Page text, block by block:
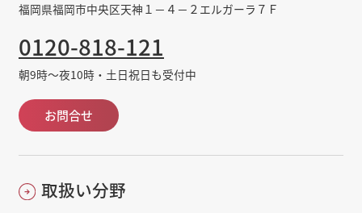
福岡県福岡市中央区天神１－４－２エルガーラ７Ｆ
0120-818-121
朝9時～夜10時・土日祝日も受付中
お問合せ
取扱い分野